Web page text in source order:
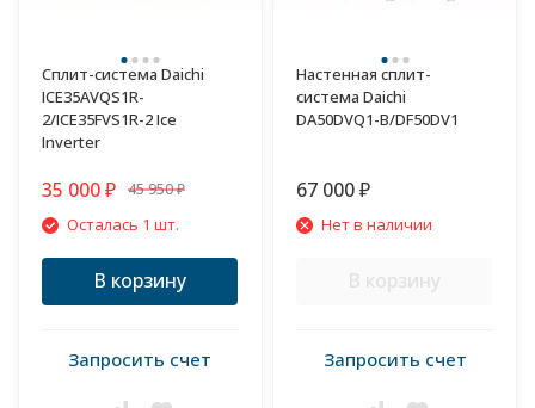
Сплит-система Daichi
ICE35AVQS1R-
2/ICE35FVS1R-2 Ice
Inverter
35 000 ₽ 45 950 ₽
Осталась 1 шт.
В корзину
Запросить счет
Настенная сплит-
система Daichi
DA50DVQ1-B/DF50DV1
67 000 ₽
Нет в наличии
В корзину
Запросить счет